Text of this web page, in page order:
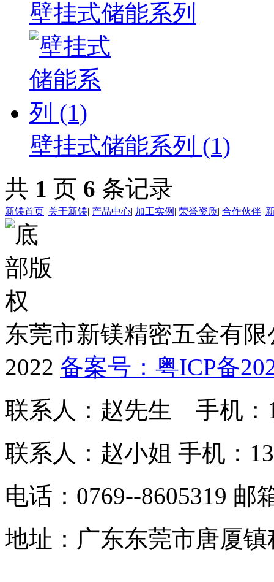
壁挂式储能系列
壁挂式储能系列 (1)
共 1 页 6 条记录
新镁首页| 关于新镁| 产品中心| 加工实例 | 荣誉资质| 合作伙伴|
东莞市新镁精密五金有
2022 备案号： 粤ICP备
联系人：赵先生
手机：
联系人：赵小姐 手机：
电话：0769--8605319 邮
地址：广东东莞市唐厦镇